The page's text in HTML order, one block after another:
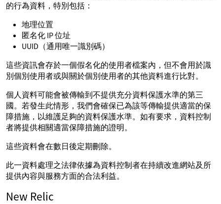
的行為資料，特別包括：
地理位置
匿名化 IP 位址
UUID（通用唯一識別碼）
這些資訊會存於一個假名化的使用者檔案內，但不會用於識
別個別使用者或與關於個別使用者的其他資料進行比對。
個人資料可能會被傳輸到不提供充分資料保護水準的第三
國。若發生此情形，我們會確保已為該等傳輸提供適當的保
障措施，以維護足夠的資料保護水準。如有要求，資料控制
者將提供相關適當保障措施的證明。
這些資料會在數日後定期刪除。
此一資料處理之法律依據為資料控制者在持續改進網站及所
提供內容與服務方面的合法利益。
New Relic